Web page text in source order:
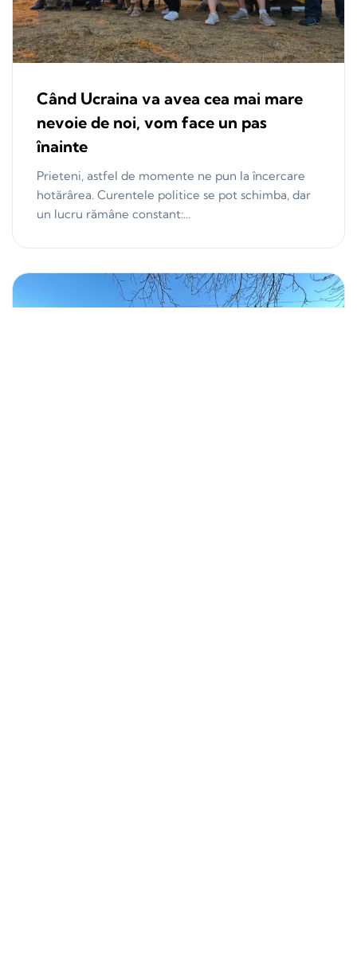
Când Ucraina va avea cea mai mare
nevoie de noi, vom face un pas
înainte
Prieteni, astfel de momente ne pun la încercare
hotărârea. Curentele politice se pot schimba, dar
un lucru rămâne constant:...